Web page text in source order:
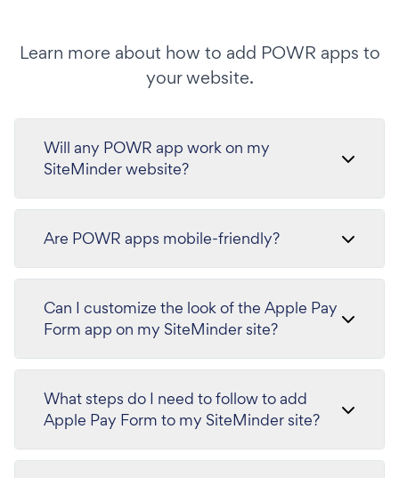
Learn more about how to add POWR apps to
your website.
Will any POWR app work on my
SiteMinder website?
Are POWR apps mobile-friendly?
Can I customize the look of the Apple Pay
Form app on my SiteMinder site?
What steps do I need to follow to add
Apple Pay Form to my SiteMinder site?